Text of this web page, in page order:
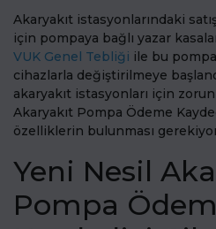
Akaryakıt istasyonlarındaki
için pompaya bağlı yazar
VUK Genel Tebliği ile bu
cihazlarla değiştirilmeye
akaryakıt istasyonları için
Akaryakıt Pompa Ödeme
özelliklerin bulunması
Yeni Nesil
Pompa